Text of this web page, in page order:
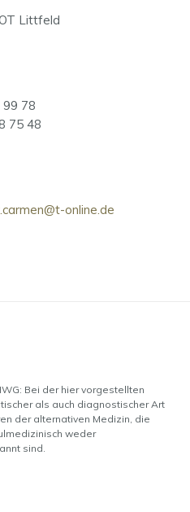
Littfeld
78
75 48
online.de
Bei der hier vorgestellten
als auch diagnostischer Art
der alternativen Medizin, die
weder
sind.